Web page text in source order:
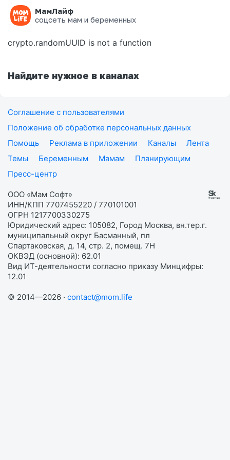
МамЛайф
соцсеть мам и беременных
Ошибка на странице
crypto.randomUUID is not a function
Найдите нужное в каналах
Соглашение с пользователями
Положение об обработке персональных данных
Помощь
Реклама в приложении Каналы
Лента
Темы
Беременным Мамам
Планирующим
Пресс-центр
ООО «Мам Софт»
ИНН/КПП 7707455220 / 770101001
ОГРН 1217700330275
Юридический адрес: 105082, Город Москва, вн.тер.г.
муниципальный округ Басманный, пл
Спартаковская, д. 14, стр. 2, помещ. 7Н
ОКВЭД (основной): 62.01
Вид ИТ-деятельности согласно приказу Минцифры:
12.01
© 2014—2026 · contact@mom.life